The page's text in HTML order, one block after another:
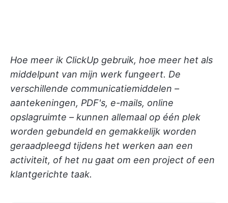
Hoe meer ik ClickUp gebruik, hoe meer het als
middelpunt van mijn werk fungeert. De
verschillende communicatiemiddelen –
aantekeningen, PDF's, e-mails, online
opslagruimte – kunnen allemaal op één plek
worden gebundeld en gemakkelijk worden
geraadpleegd tijdens het werken aan een
activiteit, of het nu gaat om een project of een
klantgerichte taak.